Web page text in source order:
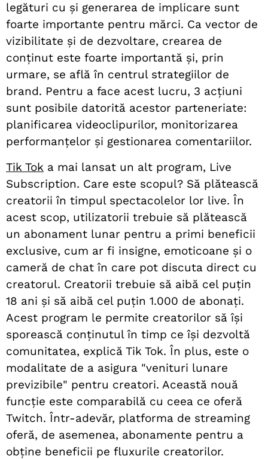
legături cu și generarea de implicare sunt
foarte importante pentru mărci. Ca vector de
vizibilitate și de dezvoltare, crearea de
conținut este foarte importantă și, prin
urmare, se află în centrul strategiilor de
brand. Pentru a face acest lucru, 3 acțiuni
sunt posibile datorită acestor parteneriate:
planificarea videoclipurilor, monitorizarea
performanțelor și gestionarea comentariilor.
Tik Tok a mai lansat un alt program, Live
Subscription. Care este scopul? Să plătească
creatorii în timpul spectacolelor lor live. În
acest scop, utilizatorii trebuie să plătească
un abonament lunar pentru a primi beneficii
exclusive, cum ar fi insigne, emoticoane și o
cameră de chat în care pot discuta direct cu
creatorul. Creatorii trebuie să aibă cel puțin
18 ani și să aibă cel puțin 1.000 de abonați.
Acest program le permite creatorilor să își
sporească conținutul în timp ce își dezvoltă
comunitatea, explică Tik Tok. În plus, este o
modalitate de a asigura "venituri lunare
previzibile" pentru creatori. Această nouă
funcție este comparabilă cu ceea ce oferă
Twitch. Într-adevăr, platforma de streaming
oferă, de asemenea, abonamente pentru a
obține beneficii pe fluxurile creatorilor.